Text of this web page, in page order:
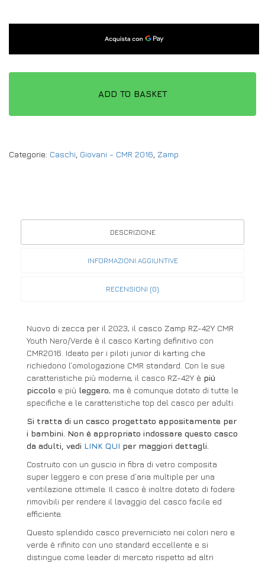
ADD TO BASKET
Categorie: Caschi Giovani - CMR 2016 Zamp
DESCRIZIONE
INFORMAZIONI AGGIUNTIVE
RECENSIONI (0)
Nuovo di zecca per il 2023, il casco Zamp RZ-42Y CMR
Youth Nero/Verde è il casco Karting definitivo con
CMR2016. Ideato per i piloti junior di karting che
richiedono l’omologazione CMR standard. Con le sue
caratteristiche più moderne, il casco RZ-42Y è più
piccolo e più leggero, ma è comunque dotato di tutte le
specifiche e le caratteristiche top del casco per adulti.
Si tratta di un casco progettato appositamente per
i bambini. Non è appropriato indossare questo casco
da adulti, vedi LINK QUI per maggiori dettagli.
Costruito con un guscio in fibra di vetro composita
super leggero e con prese d’aria multiple per una
ventilazione ottimale. Il casco è inoltre dotato di fodere
rimovibili per rendere il lavaggio del casco facile ed
efficiente.
Questo splendido casco preverniciato nei colori nero e
verde è rifinito con uno standard eccellente e si
distingue come leader di mercato rispetto ad altri